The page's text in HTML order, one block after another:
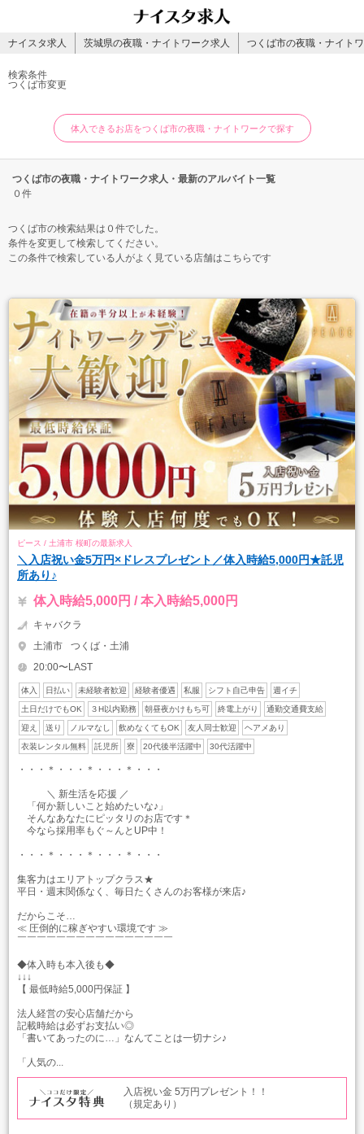
ナイスタ求人 茨城県の夜職・ナイトワーク求人 つくば市の夜職・ナイト
検索条件
つくば市変更
体入できるお店をつくば市の夜職・ナイトワークで探す
つくば市の夜職・ナイトワーク求人・最新のアルバイト一覧
０件
つくば市の検索結果は０件でした。
条件を変更して検索してください。
この条件で検索している人がよく見ている店舗はこちらです
ピース / 土浦市 桜町の最新求人
＼入店祝い金5万円×ドレスプレゼント／体入時給5,000円★託児
所あり♪
体入時給5,000円 / 本入時給5,000円
キャバクラ
土浦市
つくば・土浦
20:00〜LAST
体入 日払い 未経験者歓迎 経験者優遇 私服 シフト自己申告 週イチ
土日だけでもOK ３H以内勤務 朝昼夜かけもち可 終電上がり 通勤交通費支給
迎え 送り ノルマなし 飲めなくてもOK 友人同士歓迎 ヘアメあり
衣装レンタル無料 託児所 寮 20代後半活躍中 30代活躍中
・・・＊・・・＊・・・＊・・・
＼ 新生活を応援 ／
「何か新しいこと始めたいな♪」
そんなあなたにピッタリのお店です＊
今なら採用率もぐ～んとUP中！
・・・＊・・・＊・・・＊・・・
集客力はエリアトップクラス★
平日・週末関係なく、毎日たくさんのお客様が来店♪
だからこそ…
≪ 圧倒的に稼ぎやすい環境です ≫
￣￣￣￣￣￣￣￣￣￣￣￣￣￣￣￣
◆体入時も本入後も◆
↓↓↓
【 最低時給5,000円保証 】
法人経営の安心店舗だから
記載時給は必ずお支払い◎
「書いてあったのに…」なんてことは一切ナシ♪
「人気の...
入店祝い金 5万円プレゼント！！
（規定あり）